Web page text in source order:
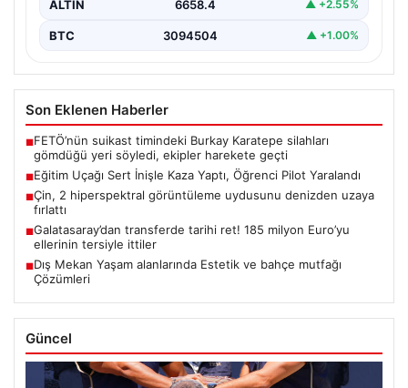
ALTIN 6658.4 ▲ +2.55%
BTC 3094504 ▲ +1.00%
Son Eklenen Haberler
■FETÖ’nün suikast timindeki Burkay Karatepe silahları
gömdüğü yeri söyledi, ekipler harekete geçti
■Eğitim Uçağı Sert İnişle Kaza Yaptı, Öğrenci Pilot Yaralandı
■Çin, 2 hiperspektral görüntüleme uydusunu denizden uzaya
fırlattı
■Galatasaray’dan transferde tarihi ret! 185 milyon Euro’yu
ellerinin tersiyle ittiler
■Dış Mekan Yaşam alanlarında Estetik ve bahçe mutfağı
Çözümleri
Güncel